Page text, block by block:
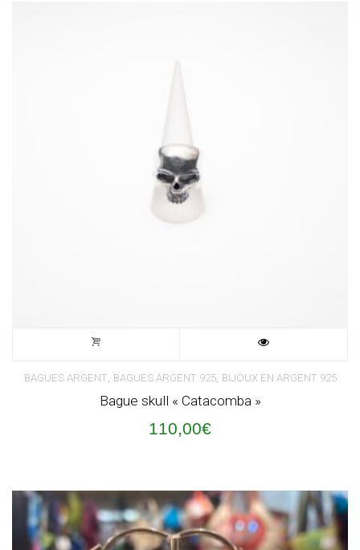
BAGUES ARGENT, BAGUES ARGENT 925, BIJOUX EN ARGENT 925
Bague skull « Catacomba »
110,00€